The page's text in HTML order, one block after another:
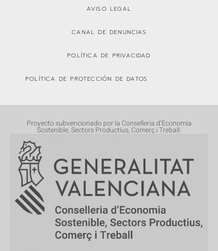
AVISO LEGAL
CANAL DE DENUNCIAS
POLÍTICA DE PRIVACIDAD
POLÍTICA DE PROTECCIÓN DE DATOS
Proyecto subvencionado por la Conselleria d’Economia
Sostenible, Sectors Productius, Comerç i Treball: